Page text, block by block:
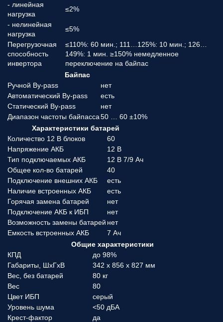
- линейная
нагрузка
≤2%
- нелинейная
нагрузка
≤5%
Перегрузочная
способность
инвертора
≤110%: 60 мин.; 111…125%: 10 мин.; 126…
149%: 1 мин. ≥150% немедленное
переключение на байпас
Байпас
Ручной By-pass
нет
Автоматический By-pass
есть
Статический By-pass
нет
Диапазон частоты байпасса50 … 60 ±10%
Характеристики батарей
Количество 12 В блоков
60
Напряжение АКБ
12 В
Тип подключаемых АКБ
12 В 7/9 Aч
Общее кол-во батарей
40
Подключение внешних АКБ
есть
Наличие встроенных АКБ
есть
Горячая замена батарей
нет
Подключение АКБ к ИБП
нет
Возможность замены батарей нет
Емкость встроенных АКБ
7 Ач
Общие характеристики
КПД
до 98%
Габариты, ШхГхВ
342 x 856 x 827 мм
Вес, без батарей
80 кг
Вес
80
Цвет ИБП
серый
Уровень шума
<50 дБА
Крест-фактор
да